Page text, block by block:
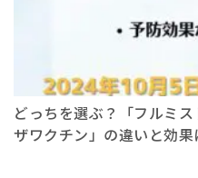
どっちを選ぶ？「フルミ
ザワクチン」の違いと効果